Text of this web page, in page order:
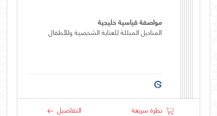
مواصفة قياسية خليجية
المناديل المبللة للعناية الشخصية وللأطفال
نظرة سريعة التفاصيل